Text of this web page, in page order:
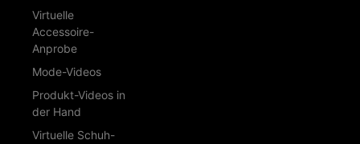
Virtuelle
Accessoire-
Anprobe
Mode-Videos
Produkt-Videos in
der Hand
Virtuelle Schuh-